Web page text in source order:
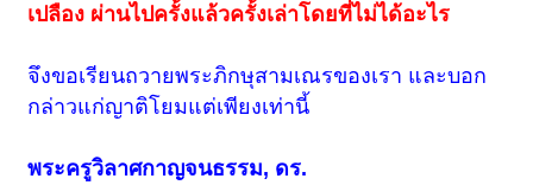
เปลือง ผ่านไปครั้งแล้วครั้งเล่าโดยที่ไม่ได้อะไร
จึงขอเรียนถวายพระภิกษุสามเณรของเรา และบอก
กล่าวแก่ญาติโยมแต่เพียงเท่านี้
พระครูวิลาศกาญจนธรรม, ดร.